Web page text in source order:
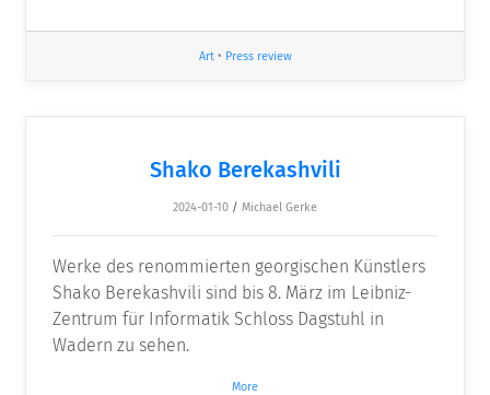
Art• Press review
Shako Berekashvili
2024-01-10 / Michael Gerke
Werke des renommierten georgischen Künstlers
Shako Berekashvili sind bis 8. März im Leibniz-
Zentrum für Informatik Schloss Dagstuhl in
Wadern zu sehen.
More